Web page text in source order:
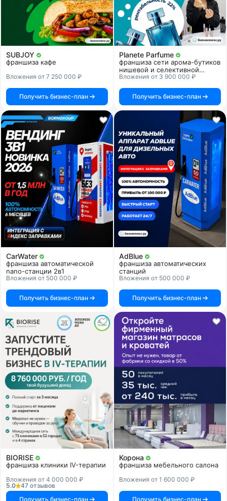
SUBJOY
франшиза кафе
Вложения от 7 250 000 ₽
Получить бизнес-план
Planete Parfume
франшиза сети арома-бутиков
нишевой и селективной
парфюмерии
Вложения от 3 900 000 ₽
Получить бизнес-план
CarWater
франшиза автоматической
nano-станции 2в1
Вложения от 500 000 ₽
Получить бизнес-план
AdBlue
франшиза автоматических
станций
Вложения от 500 000 ₽
Получить бизнес-план
BIORISE
франшиза клиники IV-терапии
Вложения от 4 000 000 ₽
5.0
47 отзывов
Получить бизнес-план
Корона
франшиза мебельного салона
Вложения от 1 600 000 ₽
Получить бизнес-план